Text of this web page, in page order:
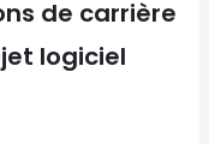
de carrière
logiciel